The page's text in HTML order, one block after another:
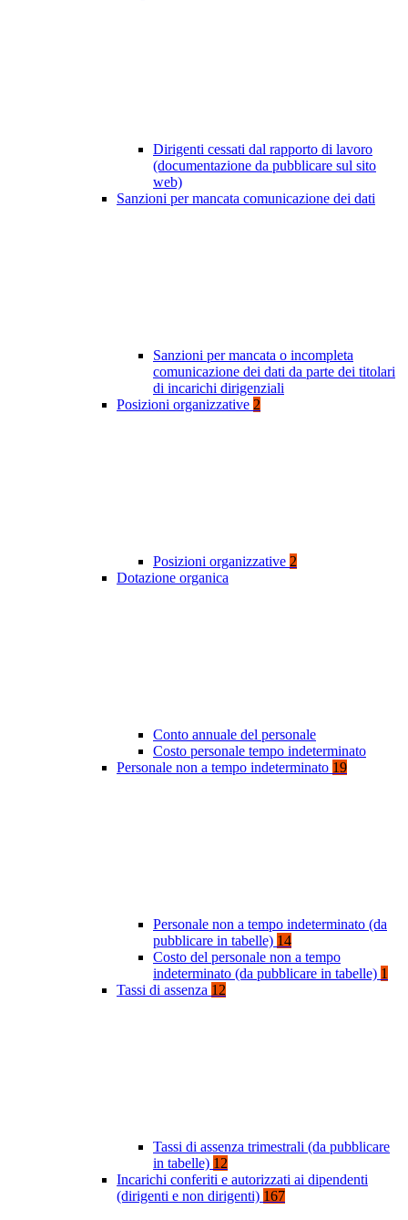
Dirigenti cessati dal rapporto di lavoro
(documentazione da pubblicare sul sito
web)
Sanzioni per mancata comunicazione dei dati
Sanzioni per mancata o incompleta
comunicazione dei dati da parte dei titolari
di incarichi dirigenziali
Posizioni organizzative 2
Posizioni organizzative 2
Dotazione organica
Conto annuale del personale
Costo personale tempo indeterminato
Personale non a tempo indeterminato 19
Personale non a tempo indeterminato (da
pubblicare in tabelle) 14
Costo del personale non a tempo
indeterminato (da pubblicare in tabelle) 1
Tassi di assenza 12
Tassi di assenza trimestrali (da pubblicare
in tabelle) 12
Incarichi conferiti e autorizzati ai dipendenti
(dirigenti e non dirigenti) 167